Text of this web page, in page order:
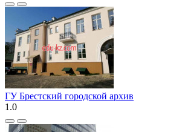
ГУ Брестский городской архив
1.0